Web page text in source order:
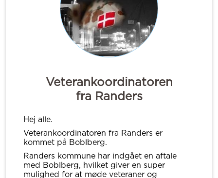
Veterankoordinatoren
fra Randers
Hej alle.
Veterankoordinatoren fra Randers er
kommet på Boblberg.
Randers kommune har indgået en aftale
med Boblberg, hvilket giver en super
mulighed for at møde veteraner og